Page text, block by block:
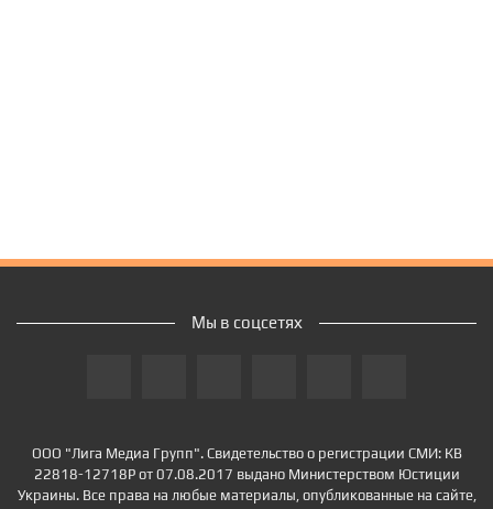
ООО "Лига Медиа Групп". Свидетельство о регистрации СМИ: КВ
22818-12718Р от 07.08.2017 выдано Министерством Юстиции
Украины. Все права на любые материалы, опубликованные на сайте,
Мы в соцсетях